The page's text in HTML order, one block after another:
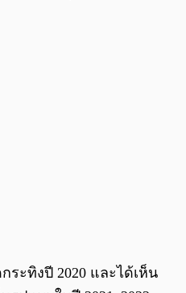
ระทิงปี 2020 และได้เห็น